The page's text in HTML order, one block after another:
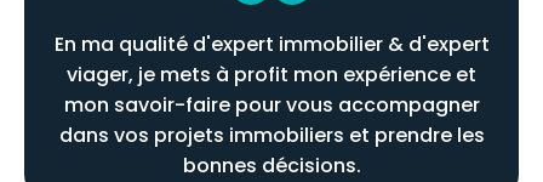
En ma qualité d'expert immobilier & d'expert
viager, je mets à profit mon expérience et
mon savoir-faire pour vous accompagner
dans vos projets immobiliers et prendre les
bonnes décisions.